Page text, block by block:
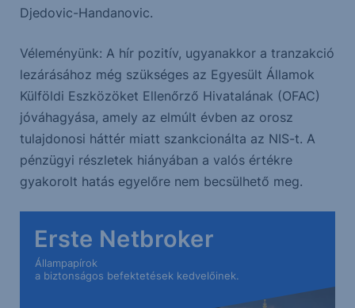
Djedovic-Handanovic.
Véleményünk: A hír pozitív, ugyanakkor a tranzakció
lezárásához még szükséges az Egyesült Államok
Külföldi Eszközöket Ellenőrző Hivatalának (OFAC)
jóváhagyása, amely az elmúlt évben az orosz
tulajdonosi háttér miatt szankcionálta az NIS-t. A
pénzügyi részletek hiányában a valós értékre
gyakorolt hatás egyelőre nem becsülhető meg.
Erste Netbroker
Állampapírok
a biztonságos befektetések kedvelőinek.